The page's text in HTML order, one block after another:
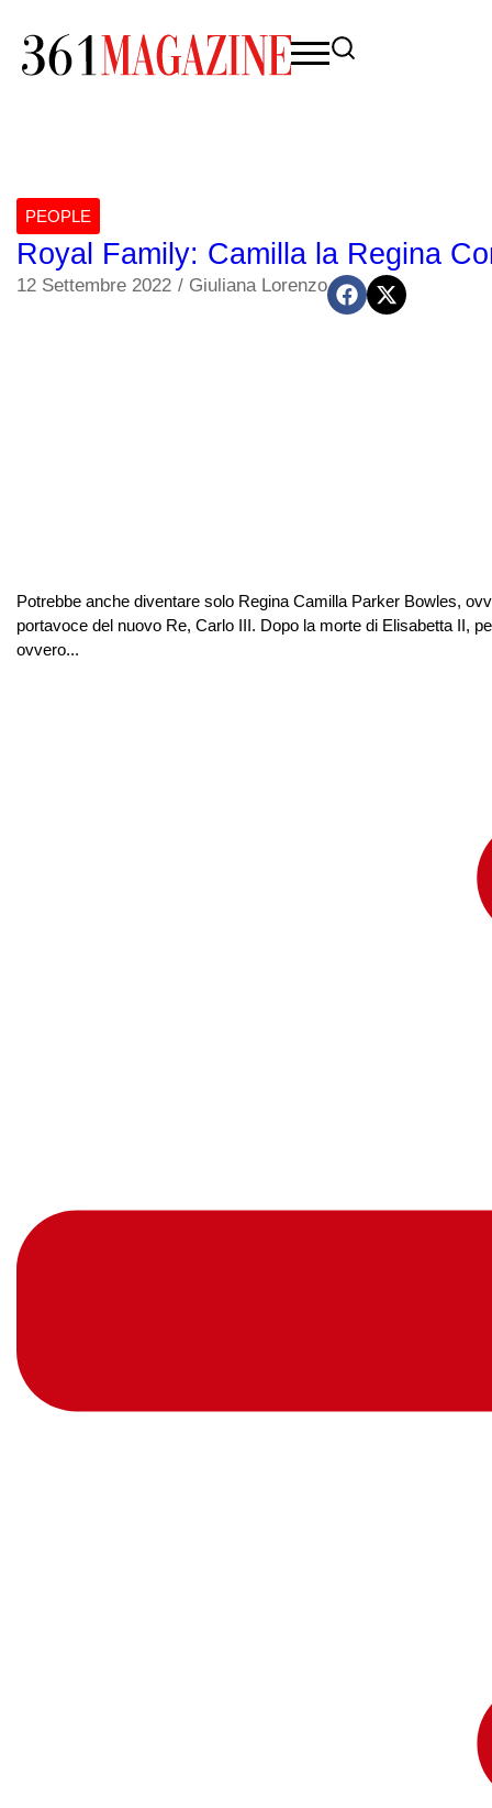
PEOPLE
Royal Family: Camilla la Regina
12 Settembre 2022 / Giuliana Lorenzo
Potrebbe anche diventare solo Regina Camilla Parker Bowles,
portavoce del nuovo Re, Carlo III. Dopo la morte di Elisabetta II,
ovvero...